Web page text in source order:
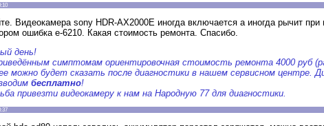
Видеокамера sony HDR-AX2000E иногда включается а иногда рычит
ошибка e-6210. Какая стоимость ремонта. Спасибо.
день!
симптомам ориентировочная стоимость ремонта 4000 руб
можно будет сказать после диагностики в нашем сервисном центре.
бесплатно!
привезти видеокамеру к нам на Народную 77 для диагностики.